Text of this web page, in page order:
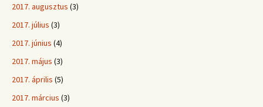
2017. augusztus (3)
2017. július (3)
2017. június (4)
2017. május (3)
2017. április (5)
2017. március (3)